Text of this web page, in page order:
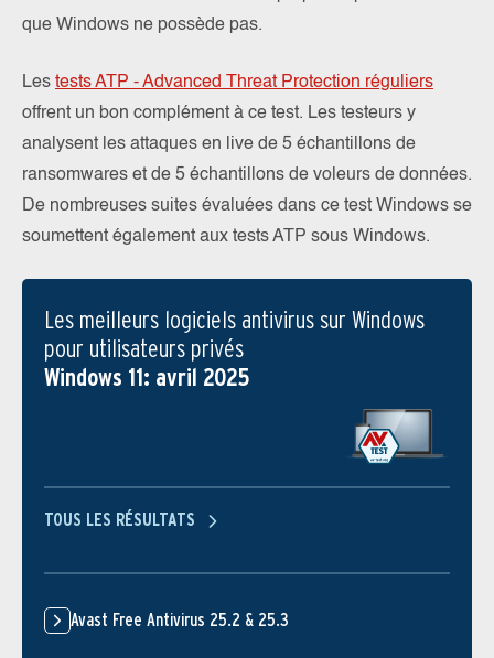
que Windows ne possède pas.
Les tests ATP - Advanced Threat Protection réguliers
offrent un bon complément à ce test. Les testeurs y
analysent les attaques en live de 5 échantillons de
ransomwares et de 5 échantillons de voleurs de données.
De nombreuses suites évaluées dans ce test Windows se
soumettent également aux tests ATP sous Windows.
Les meilleurs logiciels antivirus sur Windows
pour utilisateurs privés
Windows 11: avril 2025
TOUS LES RÉSULTATS
Avast Free Antivirus 25.2 & 25.3